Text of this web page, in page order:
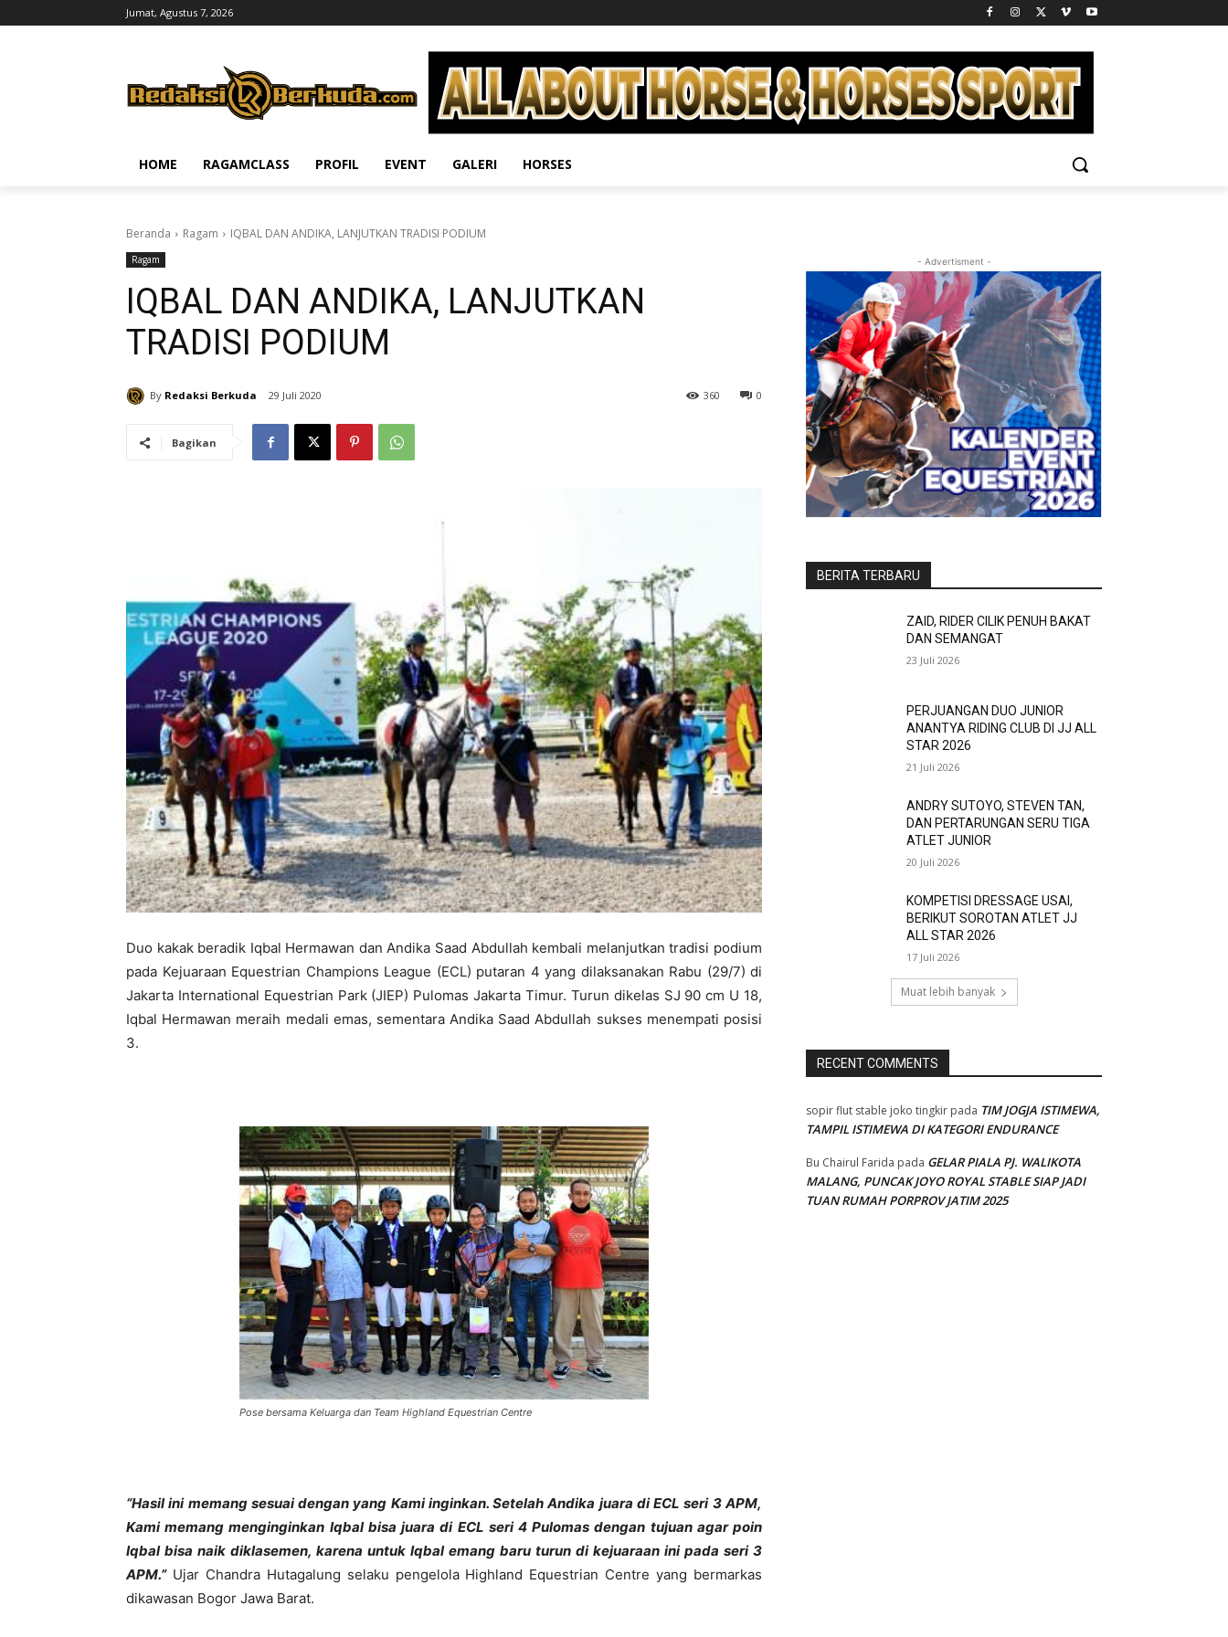
Jumat, Agustus 7, 2026
HOME RAGAMCLASS PROFIL EVENT GALERI HORSES
Beranda Ragam IQBAL DAN ANDIKA, LANJUTKAN TRADISI PODIUM
Ragam
IQBAL DAN ANDIKA, LANJUTKAN
TRADISI PODIUM
By Redaksi Berkuda 29 Juli 2020 0
360
Bagikan
Duo kakak beradik Iqbal Hermawan dan Andika Saad Abdullah kembali melanjutkan tradisi podium
pada Kejuaraan Equestrian Champions League (ECL) putaran 4 yang dilaksanakan Rabu (29/7) di
Jakarta International Equestrian Park (JIEP) Pulomas Jakarta Timur. Turun dikelas SJ 90 cm U 18,
Iqbal Hermawan meraih medali emas, sementara Andika Saad Abdullah sukses menempati posisi
3.
Pose bersama Keluarga dan Team Highland Equestrian Centre
“Hasil ini memang sesuai dengan yang Kami inginkan. Setelah Andika juara di ECL seri 3 APM,
Kami memang menginginkan Iqbal bisa juara di ECL seri 4 Pulomas dengan tujuan agar poin
Iqbal bisa naik diklasemen, karena untuk Iqbal emang baru turun di kejuaraan ini pada seri 3
APM.”Ujar Chandra Hutagalung selaku pengelola Highland Equestrian Centre yang bermarkas
dikawasan Bogor Jawa Barat.
- Advertisment -
BERITA TERBARU
ZAID, RIDER CILIK PENUH BAKAT
DAN SEMANGAT
23 Juli 2026
PERJUANGAN DUO JUNIOR
ANANTYA RIDING CLUB DI JJ ALL
STAR 2026
21 Juli 2026
ANDRY SUTOYO, STEVEN TAN,
DAN PERTARUNGAN SERU TIGA
ATLET JUNIOR
20 Juli 2026
KOMPETISI DRESSAGE USAI,
BERIKUT SOROTAN ATLET JJ
ALL STAR 2026
17 Juli 2026
Muat lebih banyak
RECENT COMMENTS
sopir flut stable joko tingkir pada TIM JOGJA ISTIMEWA,
TAMPIL ISTIMEWA DI KATEGORI ENDURANCE
Bu Chairul Farida pada GELAR PIALA PJ. WALIKOTA
MALANG, PUNCAK JOYO ROYAL STABLE SIAP JADI
TUAN RUMAH PORPROV JATIM 2025